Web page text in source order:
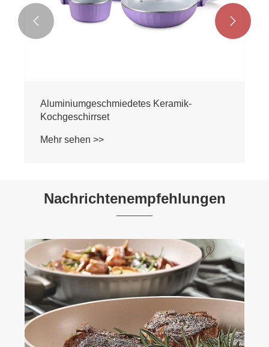
Aluminiumgeschmiedetes Keramik-
Kochgeschirrset
Mehr sehen >>
 
Nachrichtenempfehlungen